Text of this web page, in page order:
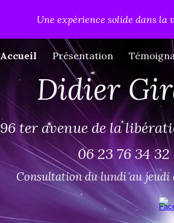
Skip to main content
Une expérience solide dans la
Accueil Présentation
Didier
96 ter avenue de la
06 23 76 34
Consultation du lundi au jeudi